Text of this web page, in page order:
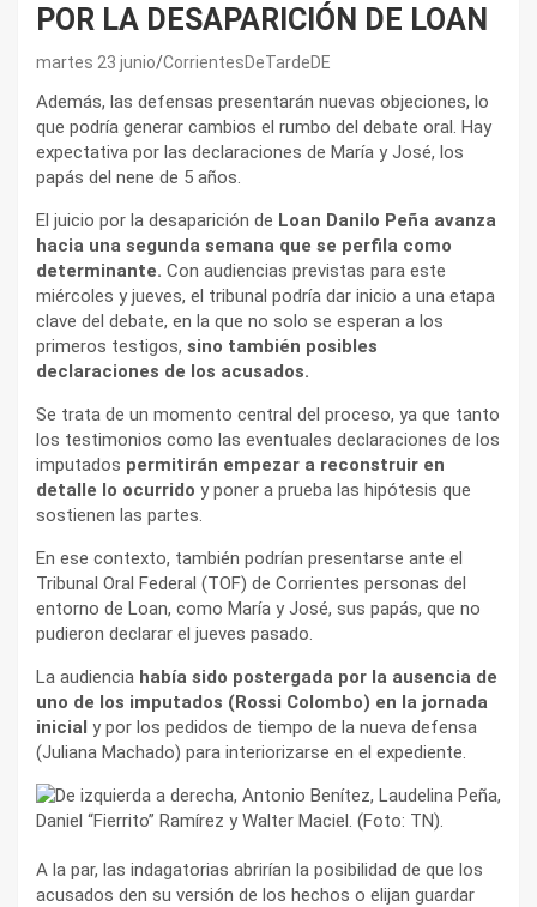
POR LA DESAPARICIÓN DE LOAN
martes 23 junio CorrientesDeTardeDE
Además, las defensas presentarán nuevas objeciones, lo
que podría generar cambios el rumbo del debate oral. Hay
expectativa por las declaraciones de María y José, los
papás del nene de 5 años.
El juicio por la desaparición de Loan Danilo Peña avanza
hacia una segunda semana que se perfila como
determinante. Con audiencias previstas para este
miércoles y jueves, el tribunal podría dar inicio a una etapa
clave del debate, en la que no solo se esperan a los
primeros testigos, sino también posibles
declaraciones de los acusados.
Se trata de un momento central del proceso, ya que tanto
los testimonios como las eventuales declaraciones de los
imputados permitirán empezar a reconstruir en
detalle lo ocurrido y poner a prueba las hipótesis que
sostienen las partes.
En ese contexto, también podrían presentarse ante el
Tribunal Oral Federal (TOF) de Corrientes personas del
entorno de Loan, como María y José, sus papás, que no
pudieron declarar el jueves pasado.
La audiencia había sido postergada por la ausencia de
uno de los imputados (Rossi Colombo) en la jornada
inicial y por los pedidos de tiempo de la nueva defensa
(Juliana Machado) para interiorizarse en el expediente.
A la par, las indagatorias abrirían la posibilidad de que los
acusados den su versión de los hechos o elijan guardar